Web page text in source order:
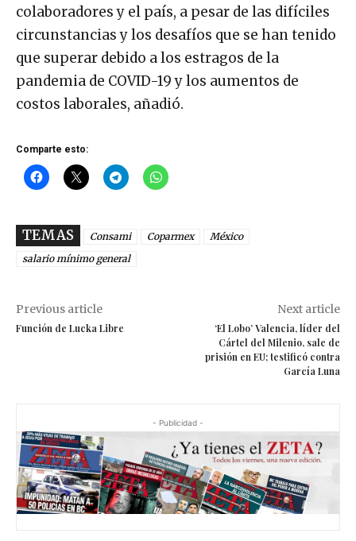
colaboradores y el país, a pesar de las difíciles
circunstancias y los desafíos que se han tenido
que superar debido a los estragos de la
pandemia de COVID-19 y los aumentos de
costos laborales, añadió.
Comparte esto:
TEMAS Consami Coparmex
México
salario mínimo general
Previous article
Función de Lucka Libre
Next article
‘El Lobo’ Valencia, líder del
Cártel del Milenio, sale de
prisión en EU; testificó contra
García Luna
- Publicidad -